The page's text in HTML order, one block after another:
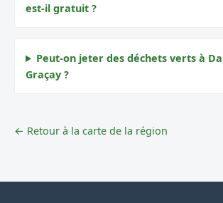
est-il gratuit ?
Peut-on jeter des déchets verts à
Graçay ?
← Retour à la carte de la région